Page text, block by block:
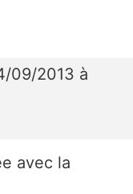
09/2013 à
avec la